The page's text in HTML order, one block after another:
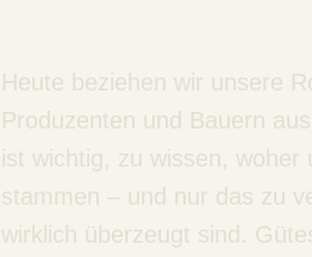
Heute beziehen wir unsere
Produzenten und Bauern
ist wichtig, zu wissen, woher
stammen – und nur das zu
wirklich überzeugt sind.